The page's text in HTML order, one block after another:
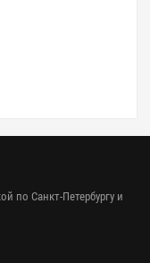
по Санкт-Петербургу и